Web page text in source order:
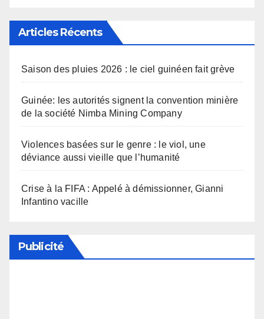
Articles Récents
Saison des pluies 2026 : le ciel guinéen fait grève
Guinée: les autorités signent la convention minière
de la société Nimba Mining Company
Violences basées sur le genre : le viol, une
déviance aussi vieille que l’humanité
Crise à la FIFA : Appelé à démissionner, Gianni
Infantino vacille
Publicité